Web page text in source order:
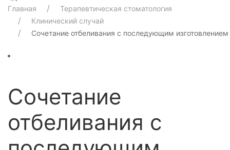
Главная
Терапевтическая стоматология
Клинический случай
Сочетание отбеливания с последующим
Сочетание
отбеливания с